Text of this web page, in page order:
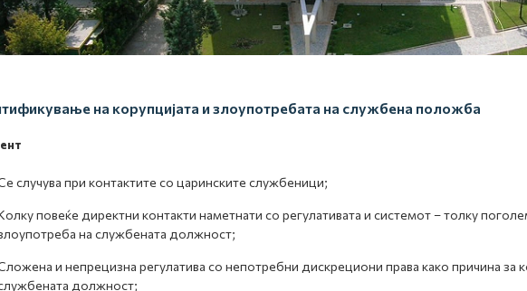
на корупцијата и злоупотребата на службена положба
случува при контактите со царинските службеници;
повеќе директни контакти наметнати со регулативата и системот – толку
на службената должност;
и непрецизна регулатива со непотребни дискрециони права како причина за
должност;